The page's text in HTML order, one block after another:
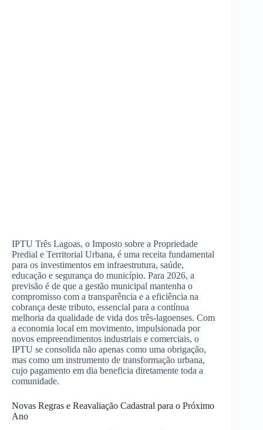
IPTU Três Lagoas, o Imposto sobre a Propriedade
Predial e Territorial Urbana, é uma receita fundamental
para os investimentos em infraestrutura, saúde,
educação e segurança do município. Para 2026, a
previsão é de que a gestão municipal mantenha o
compromisso com a transparência e a eficiência na
cobrança deste tributo, essencial para a contínua
melhoria da qualidade de vida dos três-lagoenses. Com
a economia local em movimento, impulsionada por
novos empreendimentos industriais e comerciais, o
IPTU se consolida não apenas como uma obrigação,
mas como um instrumento de transformação urbana,
cujo pagamento em dia beneficia diretamente toda a
comunidade.
Novas Regras e Reavaliação Cadastral para o Próximo
Ano